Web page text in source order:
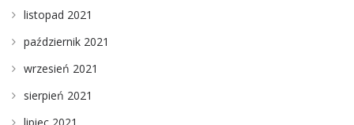
listopad 2021
październik 2021
wrzesień 2021
sierpień 2021
lipiec 2021